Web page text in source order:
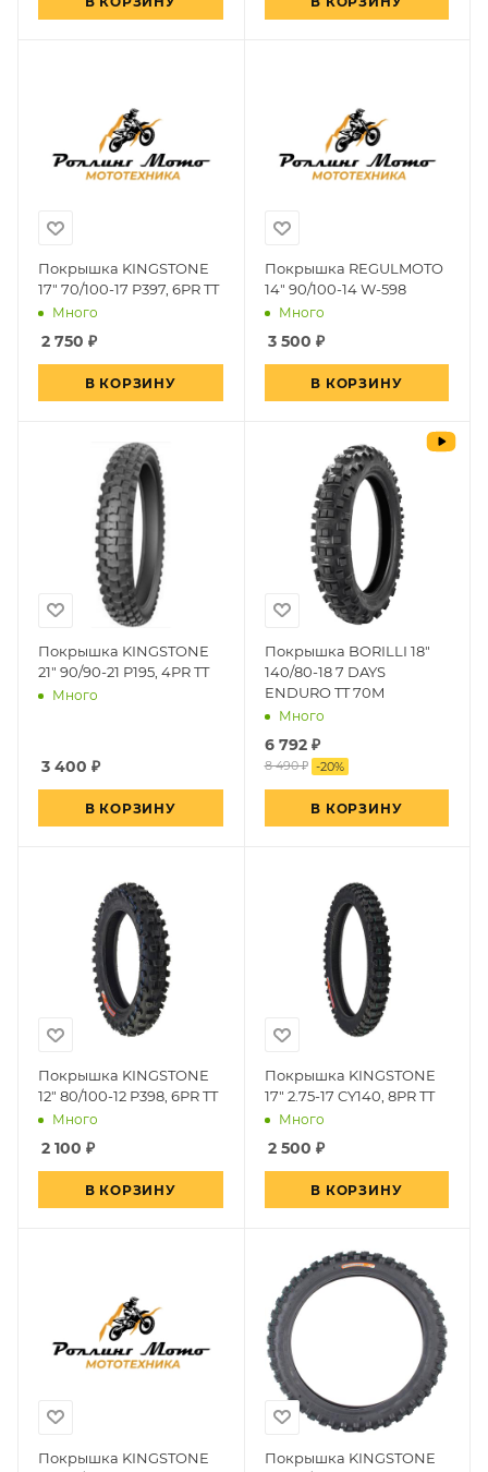
Покрышка KINGSTONE
17" 70/100-17 P397, 6PR TT
Много
2 750 ₽
В КОРЗИНУ
Покрышка REGULMOTO
14" 90/100-14 W-598
Много
3 500 ₽
В КОРЗИНУ
Покрышка KINGSTONE
21" 90/90-21 P195, 4PR TT
Много
3 400 ₽
В КОРЗИНУ
Покрышка BORILLI 18"
140/80-18 7 DAYS
ENDURO TT 70M
Много
6 792₽
8 490 ₽ -20%
В КОРЗИНУ
Покрышка KINGSTONE
12" 80/100-12 P398, 6PR TT
Много
2 100 ₽
В КОРЗИНУ
Покрышка KINGSTONE
17" 2.75-17 CY140, 8PR TT
Много
2 500 ₽
В КОРЗИНУ
Покрышка KINGSTONE
Покрышка KINGSTONE